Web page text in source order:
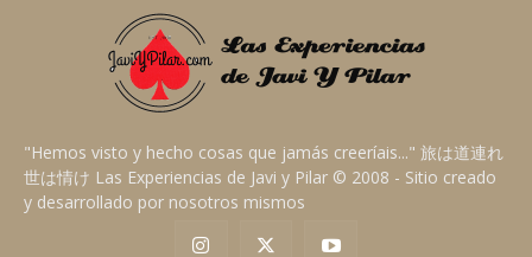
"Hemos visto y hecho cosas que jamás creeríais..." 旅は道連れ
世は情け Las Experiencias de Javi y Pilar © 2008 - Sitio creado
y desarrollado por nosotros mismos